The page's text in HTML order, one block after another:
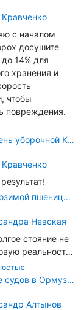
реалий для
раз хорошо,
при
в
образом
с началом
досушите
14% для
хранения и
чтобы
повреждения.
Первый день уборочной Компании 2026🫡Считаю открытым.
Качество озимой пшеницы 2026 год
Невская
реальность.
всегда
на судах.
тех самых
Скопление судов в Ормузском проливе грозит катастрофическим распространением инвазивных видов
Алтынов